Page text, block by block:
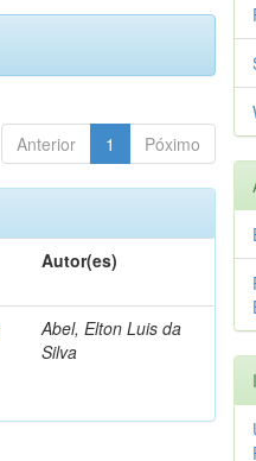
Anterior 1 Póximo
Autor(es)
Abel, Elton Luis da
Silva